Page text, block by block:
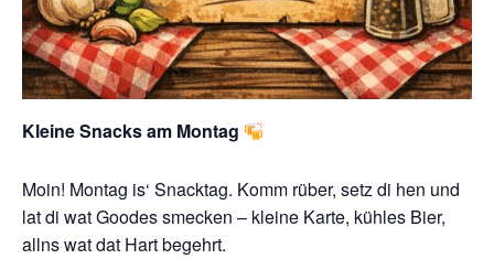
Kleine Snacks am Montag
Moin! Montag is‘ Snacktag. Komm rüber, setz di hen und
lat di wat Goodes smecken – kleine Karte, kühles Bier,
allns wat dat Hart begehrt.